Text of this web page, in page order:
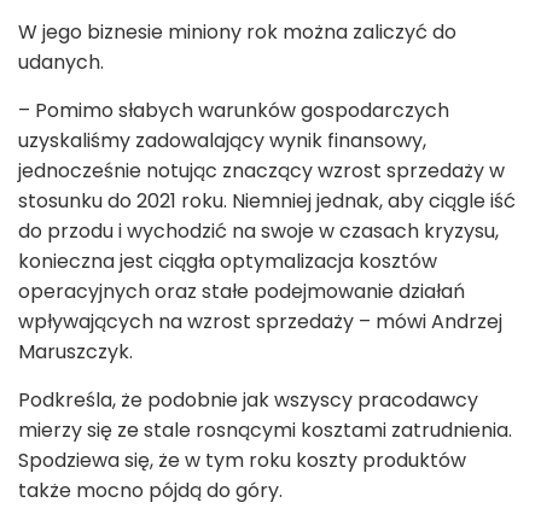
W jego biznesie miniony rok można zaliczyć do
udanych.
– Pomimo słabych warunków gospodarczych
uzyskaliśmy zadowalający wynik finansowy,
jednocześnie notując znaczący wzrost sprzedaży w
stosunku do 2021 roku. Niemniej jednak, aby ciągle iść
do przodu i wychodzić na swoje w czasach kryzysu,
konieczna jest ciągła optymalizacja kosztów
operacyjnych oraz stałe podejmowanie działań
wpływających na wzrost sprzedaży – mówi Andrzej
Maruszczyk.
Podkreśla, że podobnie jak wszyscy pracodawcy
mierzy się ze stale rosnącymi kosztami zatrudnienia.
Spodziewa się, że w tym roku koszty produktów
także mocno pójdą do góry.